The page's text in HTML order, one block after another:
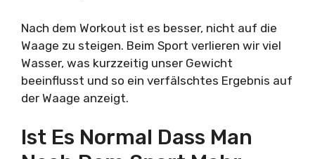
Nach dem Workout ist es besser, nicht auf die
Waage zu steigen. Beim Sport verlieren wir viel
Wasser, was kurzzeitig unser Gewicht
beeinflusst und so ein verfälschtes Ergebnis auf
der Waage anzeigt.
Ist Es Normal Dass Man